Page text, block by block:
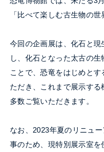
「比べて楽しむ古生物の世
今回の企画展は、化石と現
し、化石となった太古の
ことで、恐竜をはじめと
ただき、これまで展示す
多数ご覧いただきます。
なお、2023年夏のリニュ
事のため、現特別展示室